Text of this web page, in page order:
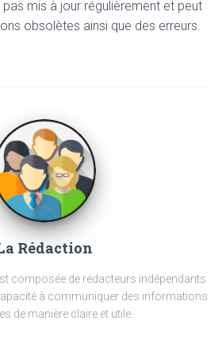
mis à jour régulièrement et peut
obsolètes ainsi que des erreurs.
Rédaction
composée de rédacteurs indépendants
à communiquer des informations
de manière claire et utile.